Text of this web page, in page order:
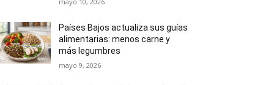
Países Bajos actualiza sus guías
alimentarias: menos carne y
más legumbres
mayo 9, 2026